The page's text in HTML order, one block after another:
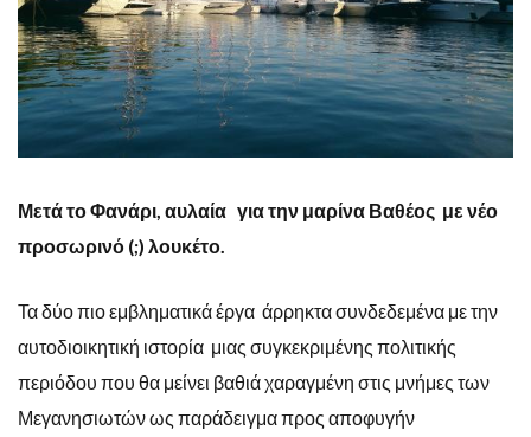
Μετά το Φανάρι, αυλαία για την μαρίνα Βαθέος με νέο
προσωρινό (;) λουκέτο.
Τα δύο πιο εμβληματικά έργα άρρηκτα συνδεδεμένα με την
αυτοδιοικητική ιστορία μιας συγκεκριμένης πολιτικής
περιόδου που θα μείνει βαθιά χαραγμένη στις μνήμες των
Μεγανησιωτών ως παράδειγμα προς αποφυγήν